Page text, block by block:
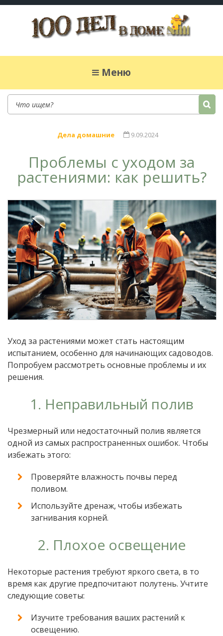
простые рецепты.Меню
Дела домашние 9.09.2024
Проблемы с уходом за
растениями: как решить?
Уход за растениями может стать настоящим
испытанием, особенно для начинающих садоводов.
Попробуем рассмотреть основные проблемы и их
решения.
1. Неправильный полив
Чрезмерный или недостаточный полив является
одной из самых распространенных ошибок. Чтобы
избежать этого:
Проверяйте влажность почвы перед
поливом.
Используйте дренаж, чтобы избежать
загнивания корней.
2. Плохое освещение
Некоторые растения требуют яркого света, в то
время как другие предпочитают полутень. Учтите
следующие советы:
Изучите требования ваших растений к
освещению.